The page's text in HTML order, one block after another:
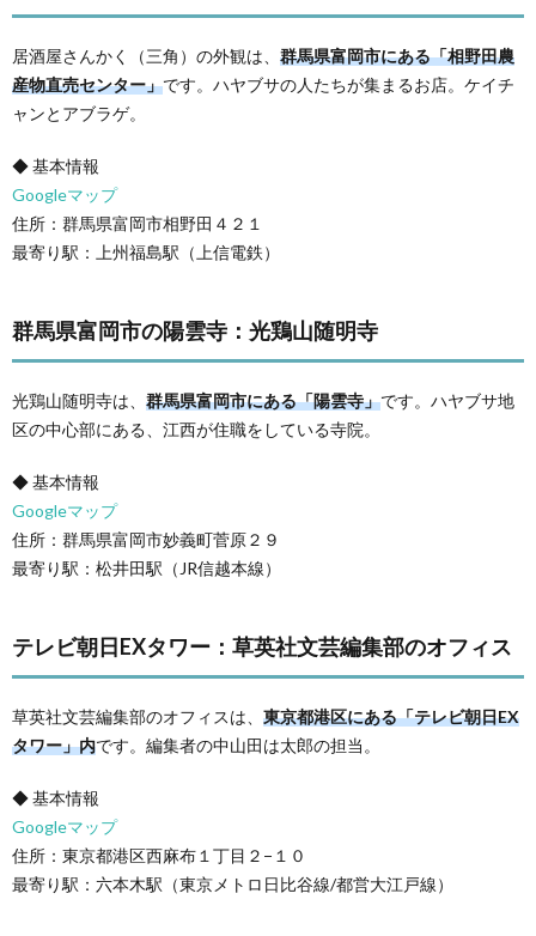
居酒屋さんかく（三角）の外観は、 群馬県富岡市にある「相野田農
産物直売センター」です。ハヤブサの人たちが集まるお店。ケイチ
ャンとアブラゲ。
◆ 基本情報
Googleマップ
住所：群馬県富岡市相野田４２１
最寄り駅：上州福島駅（上信電鉄）
群馬県富岡市の陽雲寺：光鶏山随明寺
光鶏山随明寺は、 群馬県富岡市にある「陽雲寺」です。ハヤブサ地
区の中心部にある、江西が住職をしている寺院。
◆ 基本情報
Googleマップ
住所：群馬県富岡市妙義町菅原２９
最寄り駅：松井田駅（JR信越本線）
テレビ朝日EXタワー：草英社文芸編集部のオフィス
草英社文芸編集部のオフィスは、 東京都港区にある「テレビ朝日EX
タワー」内です。編集者の中山田は太郎の担当。
◆ 基本情報
Googleマップ
住所：東京都港区西麻布１丁目２−１０
最寄り駅：六本木駅（東京メトロ日比谷線/都営大江戸線）